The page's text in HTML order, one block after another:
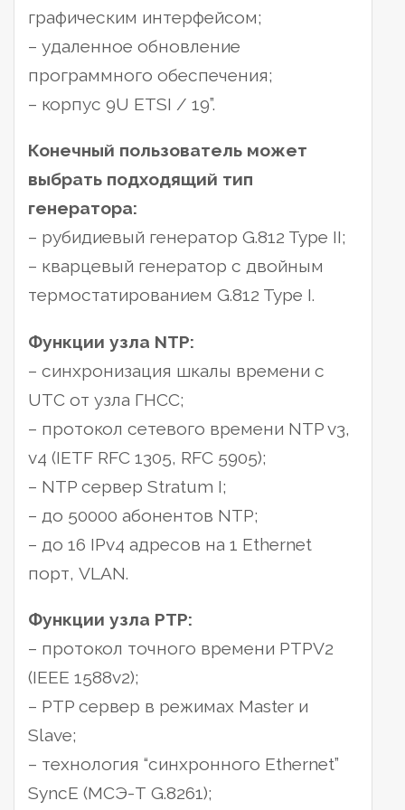
графическим интерфейсом;
– удаленное обновление
программного обеспечения;
– корпус 9U ETSI / 19”.
Конечный пользователь может
выбрать подходящий тип
генератора:
– рубидиевый генератор G.812 Type II;
– кварцевый генератор с двойным
термостатированием G.812 Type I.
Функции узла NTP:
– синхронизация шкалы времени с
UTC от узла ГНСС;
– протокол сетевого времени NTP v3,
v4 (IETF RFC 1305, RFC 5905);
– NTP сервер Stratum I;
– до 50000 абонентов NTP;
– до 16 IPv4 адресов на 1 Ethernet
порт, VLAN.
Функции узла PTP:
– протокол точного времени PTPV2
(IEEE 1588v2);
– PTP сервер в режимах Master и
Slave;
– технология “синхронного Ethernet”
SyncE (МСЭ-Т G.8261);